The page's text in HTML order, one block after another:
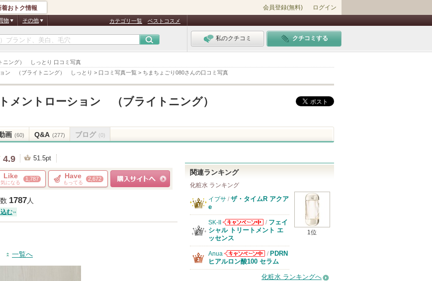
ニング） しっとり 口コミ写真
ョン （ブライトニング） しっとり > 口コミ写真一覧 > ちまちょごり080さんの口コミ写真
着おトク情報 会員登録(無料) ログイン
物 その他 カテゴリ一覧 ベストコスメ
私のクチコミ クチコミする
トメントローション （ブライトニング）
画 (60) Q&A (277) ブログ (0)
4.9 51.5pt
Like
気になる
1,787 Have
もってる
2,672
1787人
む
一覧へ
関連ランキング
化粧水 ランキング
1位
イプサ / ザ・タイムR アクア
e
SK-II
SK-IIからのお
知らせがありま
/ フェイ
シャル トリートメント エ
ッセンス
Anua
Anuaからのお
知らせがありま
/ PDRN
ヒアルロン酸100 セラム
化粧水 ランキングへ